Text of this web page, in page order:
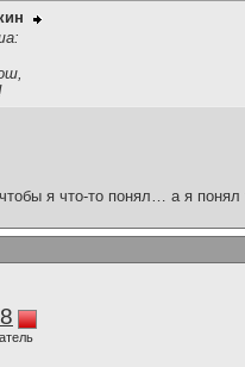
я что-то понял… а я